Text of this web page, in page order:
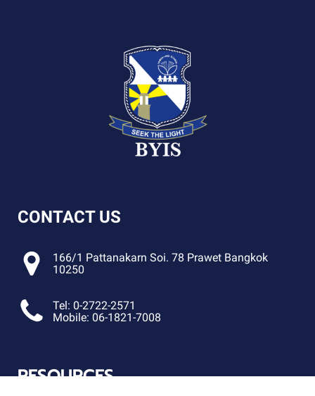
CONTACT US
166/1 Pattanakarn Soi. 78 Prawet Bangkok
10250
Tel: 0-2722-2571
Mobile: 06-1821-7008
RESOURCES